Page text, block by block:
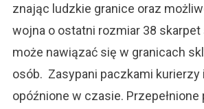
znając ludzkie granice oraz
wojna o ostatni rozmiar 38
może nawiązać się w granicach
osób. Zasypani paczkami kurierzy
opóźnione w czasie.